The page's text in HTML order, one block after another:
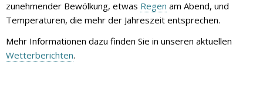
zunehmender Bewölkung, etwas Regen am Abend, und
Temperaturen, die mehr der Jahreszeit entsprechen.
Mehr Informationen dazu finden Sie in unseren aktuellen
Wetterberichten.